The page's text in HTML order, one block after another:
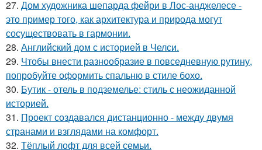
27. Дом художника шепарда фейри в Лос-анджелесе -
это пример того, как архитектура и природа могут
сосуществовать в гармонии.
28. Английский дом с историей в Челси.
29. Чтобы внести разнообразие в повседневную рутину,
попробуйте оформить спальню в стиле бохо.
30. Бутик - отель в подземелье: стиль с неожиданной
историей.
31. Проект создавался дистанционно - между двумя
странами и взглядами на комфорт.
32. Тёплый лофт для всей семьи.